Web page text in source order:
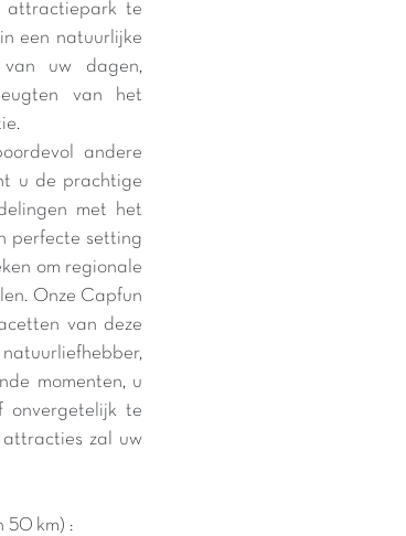
attractiepark te
een natuurlijke
uw dagen,
van het
andere
u de prachtige
met het
perfecte setting
om regionale
Onze Capfun
van deze
momenten, u
onvergetelijk te
zal uw
50 km) :